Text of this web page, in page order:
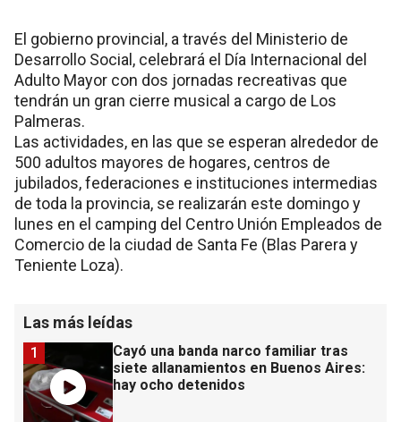
El gobierno provincial, a través del Ministerio de
Desarrollo Social, celebrará el Día Internacional del
Adulto Mayor con dos jornadas recreativas que
tendrán un gran cierre musical a cargo de Los
Palmeras.
Las actividades, en las que se esperan alrededor de
500 adultos mayores de hogares, centros de
jubilados, federaciones e instituciones intermedias
de toda la provincia, se realizarán este domingo y
lunes en el camping del Centro Unión Empleados de
Comercio de la ciudad de Santa Fe (Blas Parera y
Teniente Loza).
Las más leídas
Cayó una banda narco familiar tras
siete allanamientos en Buenos Aires:
hay ocho detenidos
1